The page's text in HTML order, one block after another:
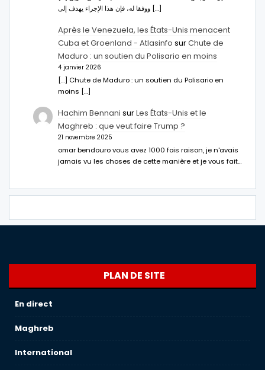
ووفقا له، فإن هذا الإجراء يهدف إلى […]
Après le Venezuela, les États-Unis menacent
Cuba et Groenland - Atlasinfo surChute de
Maduro : un soutien du Polisario en moins
4 janvier 2026
[…] Chute de Maduro : un soutien du Polisario en
moins […]
Hachim Bennani surLes États-Unis et le
Maghreb : que veut faire Trump ?
21 novembre 2025
omar bendouro vous avez 1000 fois raison, je n'avais
jamais vu les choses de cette manière et je vous fait…
PLAN DE SITE
En direct
Maghreb
International